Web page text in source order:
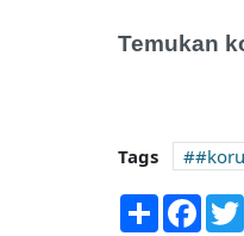
Temukan
Tags
Share
Lokakarya